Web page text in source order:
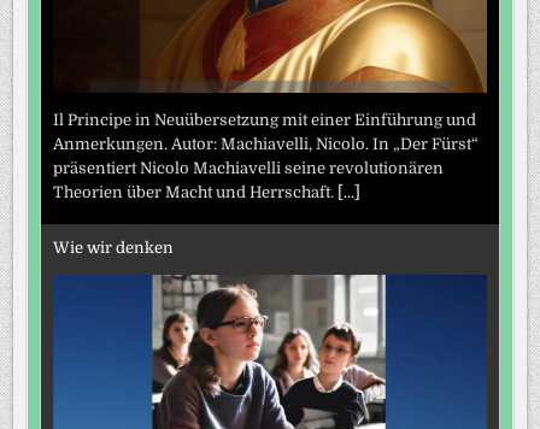
Il Principe in Neuübersetzung mit einer Einführung und
Anmerkungen. Autor: Machiavelli, Nicolo. In „Der Fürst“
präsentiert Nicolo Machiavelli seine revolutionären
Theorien über Macht und Herrschaft.
[...]
Wie wir denken